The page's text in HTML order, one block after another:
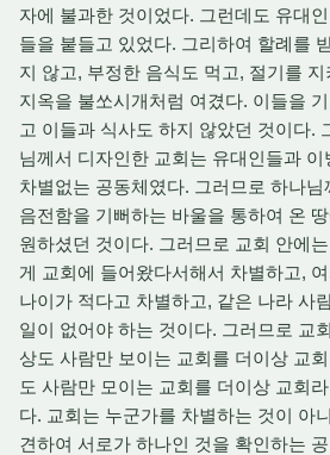
자에 불과한 것이었다. 그런데도 유대
들을 붙들고 있었다. 그리하여 할례를
지 않고, 부정한 음식도 먹고, 절기를
지옥을 불쏘시개처럼 여겼다. 이들을
고 이들과 식사도 하지 않았던 것이다.
님께서 디자인한 교회는 유대인들과
차별없는 공동체였다. 그러므로 하나
음전함을 기뻐하는 바울을 통하여 온
원하셨던 것이다. 그러므로 교회 안에
게 교회에 들어왔다서해서 차별하고,
나이가 적다고 차별하고, 같은 나라 사
일이 없어야 하는 것이다. 그러므로 교
상도 사람만 보이는 교회를 더이상 교
도 사람만 모이는 교회를 더이상 교회
다. 교회는 누군가를 차별하는 것이 아
견하여 서로가 하나인 것을 확인하는